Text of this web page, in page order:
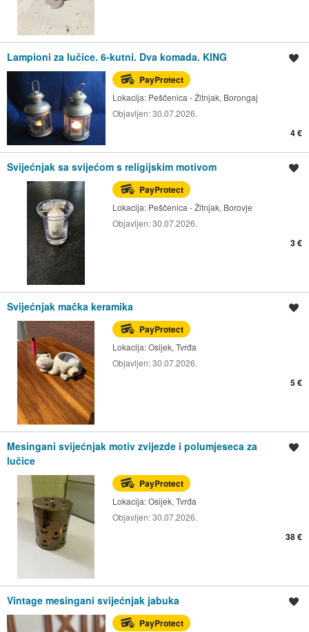
Lampioni za lučice. 6-kutni. Dva komada. KING
PayProtect
Lokacija: Peščenica - Žitnjak, Borongaj
Objavljen:30.07.2026.
4 €
Svijećnjak sa svijećom s religijskim motivom
PayProtect
Lokacija: Peščenica - Žitnjak, Borovje
Objavljen:30.07.2026.
3 €
Svijećnjak mačka keramika
PayProtect
Lokacija:Osijek, Tvrđa
Objavljen:30.07.2026.
5 €
Mesingani svijećnjak motiv zvijezde i polumjeseca za
lučice
PayProtect
Lokacija:Osijek, Tvrđa
Objavljen:30.07.2026.
38 €
Vintage mesingani svijećnjak jabuka
PayProtect